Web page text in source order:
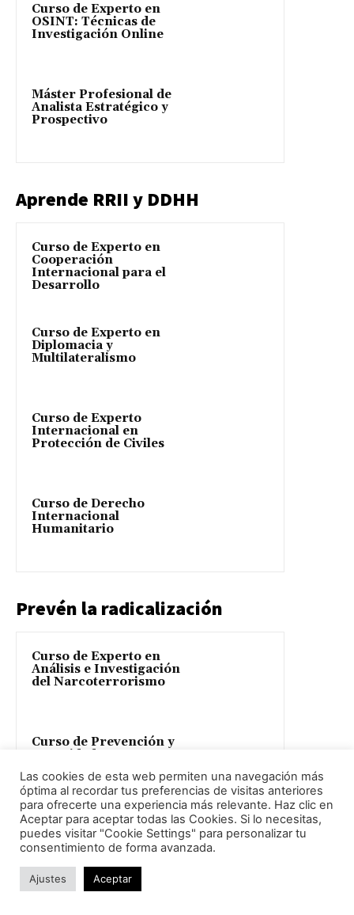
Curso de Experto en
OSINT: Técnicas de
Investigación Online
Máster Profesional de
Analista Estratégico y
Prospectivo
Aprende RRII y DDHH
Curso de Experto en
Cooperación
Internacional para el
Desarrollo
Curso de Experto en
Diplomacia y
Multilateralismo
Curso de Experto
Internacional en
Protección de Civiles
Curso de Derecho
Internacional
Humanitario
Prevén la radicalización
Curso de Experto en
Análisis e Investigación
del Narcoterrorismo
Curso de Prevención y
Seguridad para Zonas
(Nivel 1)
Curso de Experto en
Grupos Urbanos Violentos
Las cookies de esta web permiten una navegación más
óptima al recordar tus preferencias de visitas anteriores
para ofrecerte una experiencia más relevante. Haz clic en
Aceptar para aceptar todas las Cookies. Si lo necesitas,
puedes visitar "Cookie Settings" para personalizar tu
consentimiento de forma avanzada.
Ajustes Aceptar